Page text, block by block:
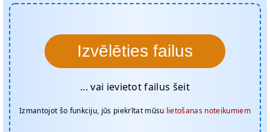
Izvēlēties failus
... vai ievietot failus šeit
Izmantojot šo funkciju, jūs piekrītat mūsu lietošanas noteikumiem